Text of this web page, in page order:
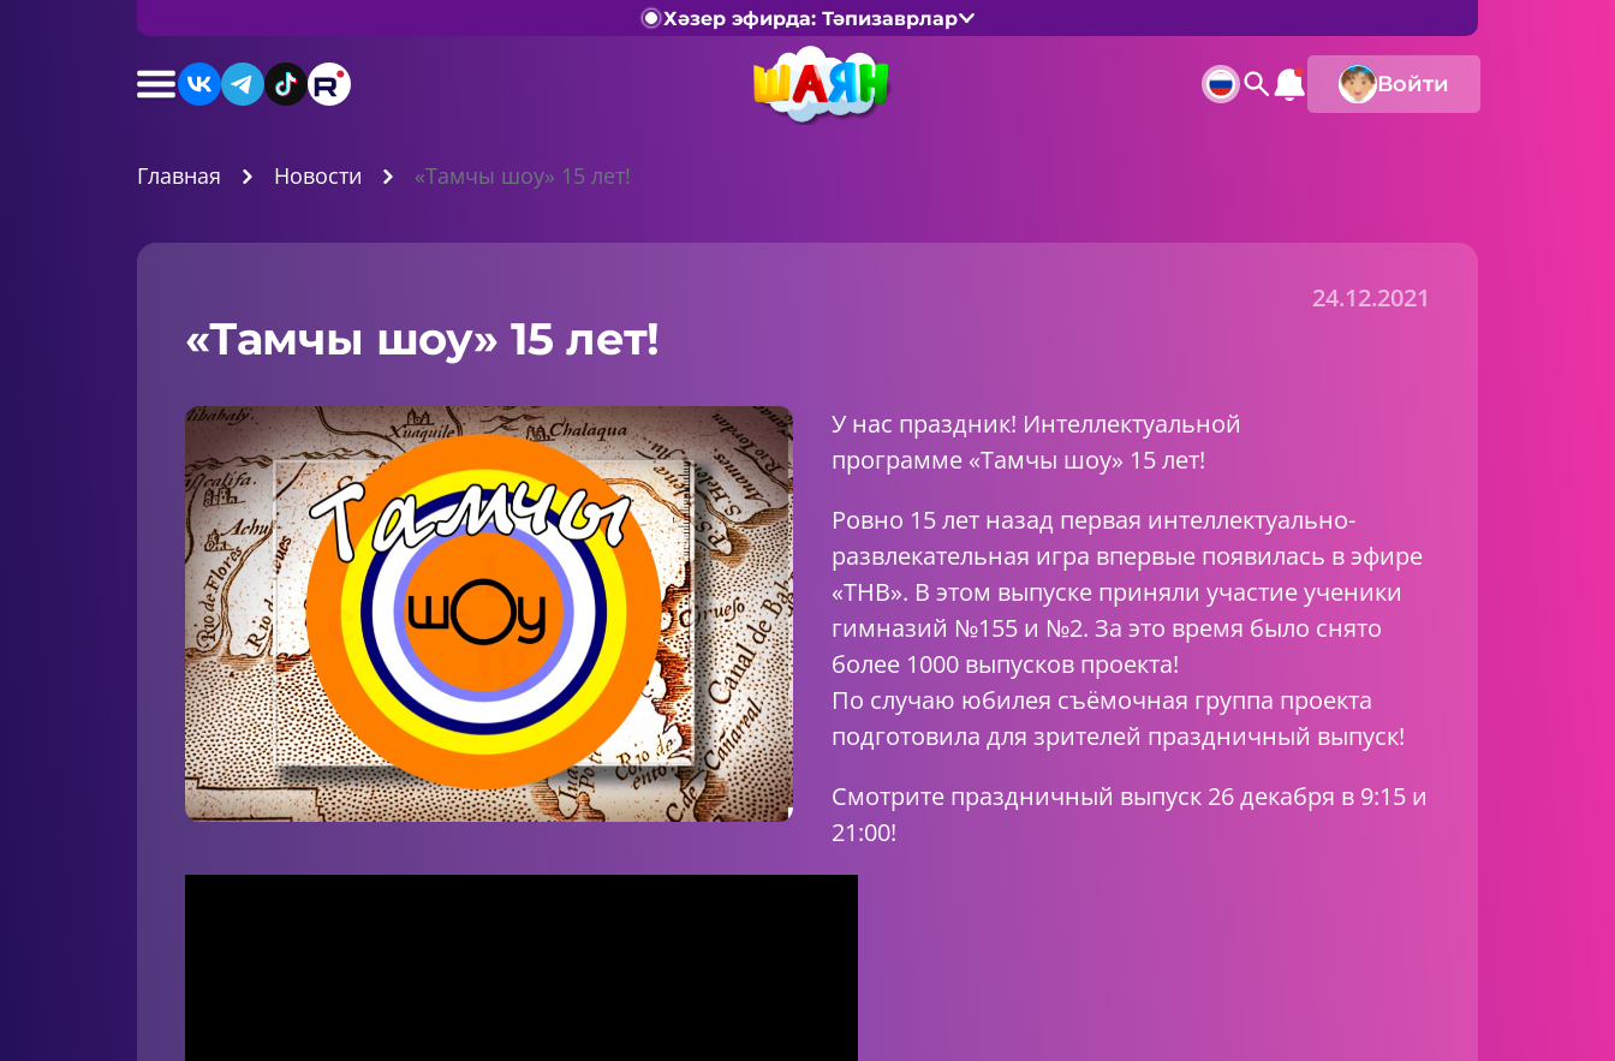
Хәзер эфирда: Тәпизаврлар
Войти
Главная Новости «Тамчы шоу» 15 лет!
24.12.2021
«Тамчы шоу» 15 лет!
У нас праздник! Интеллектуальной
программе «Тамчы шоу» 15 лет!
Ровно 15 лет назад первая интеллектуально-
развлекательная игра впервые появилась в эфире
«ТНВ». В этом выпуске приняли участие ученики
гимназий №155 и №2. За это время было снято
более 1000 выпусков проекта!
По случаю юбилея съёмочная группа проекта
подготовила для зрителей праздничный выпуск!
Смотрите праздничный выпуск 26 декабря в 9:15 и
21:00!